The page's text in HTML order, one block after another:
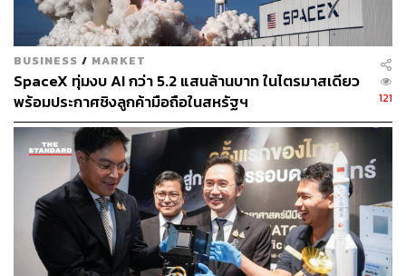
430
ABOUT THE AUTHOR
กรทอง วิริยะเศวตกุล
นักสื่อสารดาราศาสตร์ ครีเอเตอร์ด้านอวกาศ
BUSINESS / MARKET
SpaceX ทุ่มงบ AI กว่า 5.2 แสนล้านบาท ในไตรมาสเดียว
พร้อมประกาศชิงลูกค้ามือถือในสหรัฐฯ
121